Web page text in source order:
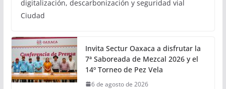
digitalización, descarbonización y seguridad vial
Ciudad
Invita Sectur Oaxaca a disfrutar la
7ª Saboreada de Mezcal 2026 y el
14º Torneo de Pez Vela
6 de agosto de 2026